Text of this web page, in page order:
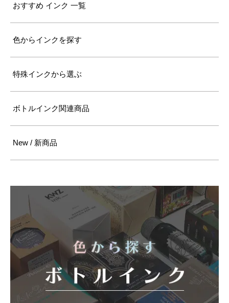
おすすめ インク 一覧
色からインクを探す
特殊インクから選ぶ
ボトルインク関連商品
New / 新商品